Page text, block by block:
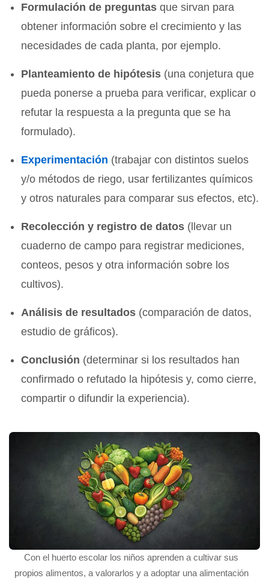
Formulación de preguntas que sirvan para
obtener información sobre el crecimiento y las
necesidades de cada planta, por ejemplo.
Planteamiento de hipótesis (una conjetura que
pueda ponerse a prueba para verificar, explicar o
refutar la respuesta a la pregunta que se ha
formulado).
Experimentación (trabajar con distintos suelos
y/o métodos de riego, usar fertilizantes químicos
y otros naturales para comparar sus efectos, etc).
Recolección y registro de datos (llevar un
cuaderno de campo para registrar mediciones,
conteos, pesos y otra información sobre los
cultivos).
Análisis de resultados (comparación de datos,
estudio de gráficos).
Conclusión (determinar si los resultados han
confirmado o refutado la hipótesis y, como cierre,
compartir o difundir la experiencia).
Con el huerto escolar los niños aprenden a cultivar sus
propios alimentos, a valorarlos y a adoptar una alimentación